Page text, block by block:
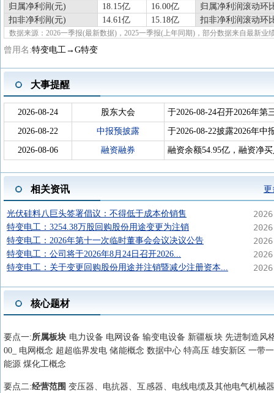
归属净利润(元)
18.15亿 16.00亿
归属净利润滚动环
扣非净利润(元)
14.61亿 15.18亿 扣非净利润滚动环
数据来源：2026一季报(最新数据)，2025一季报(上年同期)，部分数据来自最新业
曾用名:特变电工→G特变
大事提醒
2026-08-24 股东大会 于2026-08-24召开2026年
2026-08-22 中报预披露 于2026-08-22披露2026年中
2026-08-06 融资融券 融资余额54.95亿，融资净
相关资讯 更
光伏硅料八巨头签署倡议：不得低于成本价销售
特变电工：3254.38万股回购股份用途变更为注销
特变电工：2026年第十一次临时董事会会议决议公告
特变电工：公司将于2026年8月24日召开2026...
特变电工：关于变更回购股份用途并注销暨减少注册资本...
核心题材
要点一:所属板块 电力设备 电网设备 输变电设备 新疆板块 先进制造风
00_ 电网概念 超超临界发电 储能概念 数据中心 特高压 雄安新区 一
能源 煤化工概念
要点二:经营范围变压器、电抗器、互感器、电线电缆及其他电气机械